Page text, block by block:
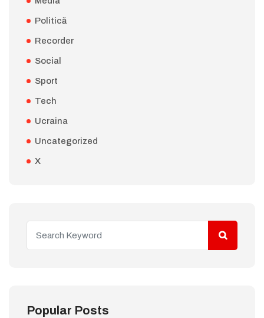
Politică
Recorder
Social
Sport
Tech
Ucraina
Uncategorized
X
Popular Posts